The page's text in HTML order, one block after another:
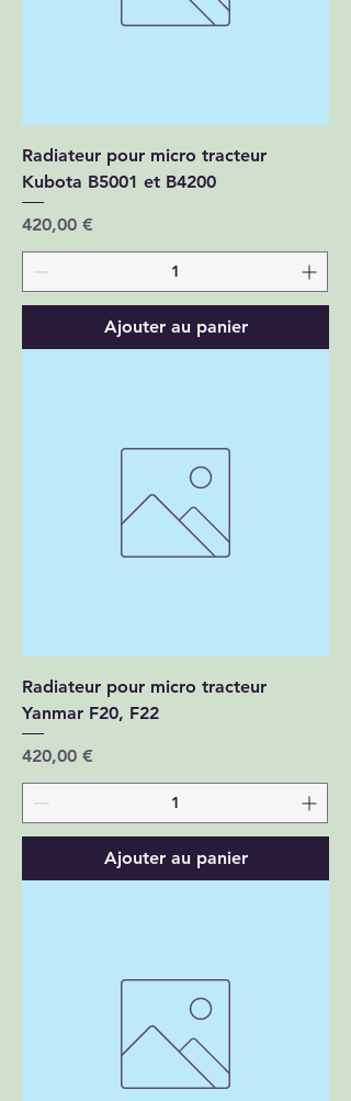
Radiateur pour micro tracteur
Kubota B5001 et B4200
Prix
420,00 €
Ajouter au panier
Radiateur pour micro tracteur
Yanmar F20, F22
Prix
420,00 €
Ajouter au panier